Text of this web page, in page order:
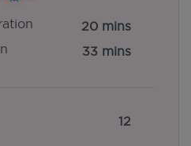
20 mins
33 mins
12